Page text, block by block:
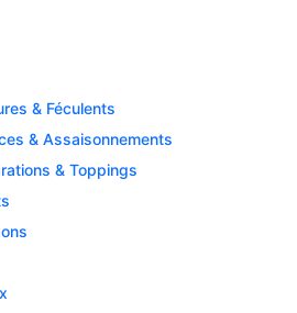
& Féculents
& Assaisonnements
& Toppings